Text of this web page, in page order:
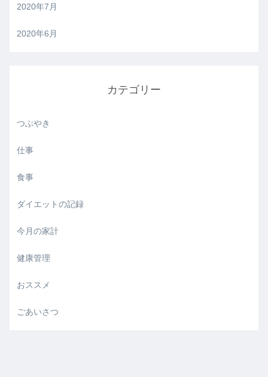
2020年7月
2020年6月
カテゴリー
つぶやき
仕事
食事
ダイエットの記録
今月の家計
健康管理
おススメ
ごあいさつ